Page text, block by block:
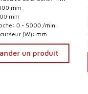
mm
mm
0 - 5000 /min.
(W): mm
un produit